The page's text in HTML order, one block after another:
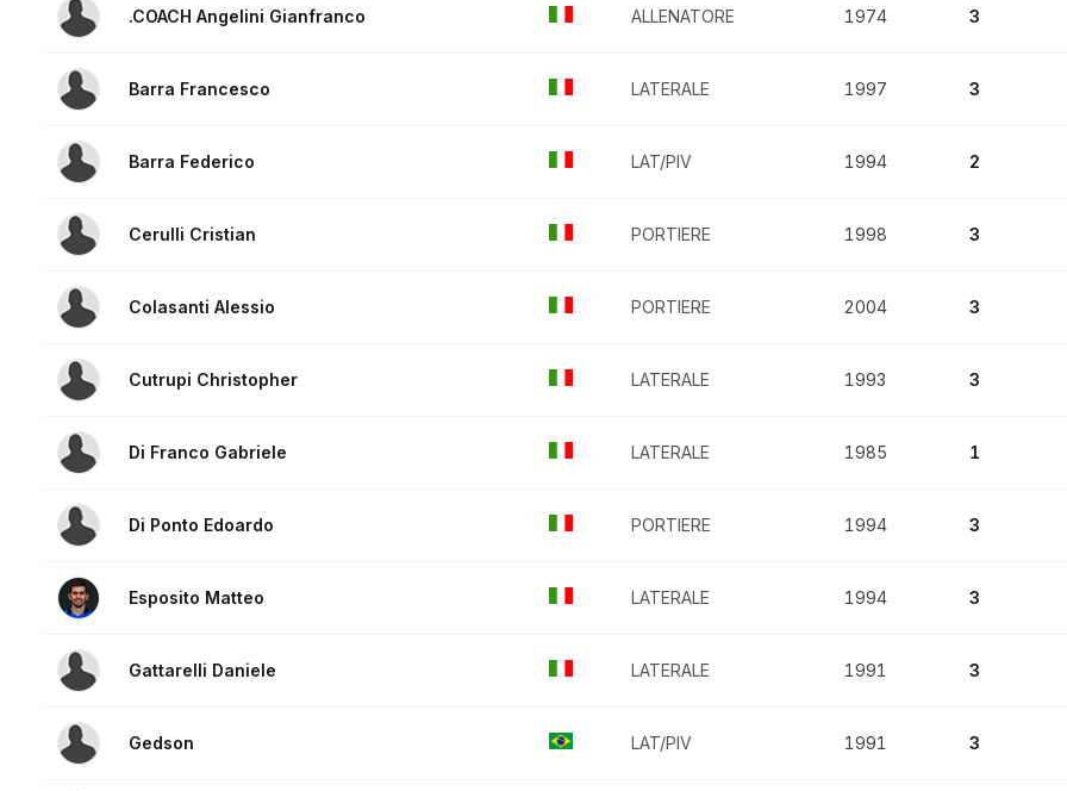
.COACH Angelini Gianfranco ALLENATORE 1974 3
Barra Francesco LATERALE 1997 3
Barra Federico LAT/PIV 1994 2
Cerulli Cristian PORTIERE 1998 3
Colasanti Alessio PORTIERE 2004 3
Cutrupi Christopher LATERALE 1993 3
Di Franco Gabriele LATERALE 1985 1
Di Ponto Edoardo PORTIERE 1994 3
Esposito Matteo LATERALE 1994 3
Gattarelli Daniele LATERALE 1991 3
Gedson LAT/PIV 1991 3